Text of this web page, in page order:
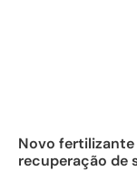
Novo
recuperação de